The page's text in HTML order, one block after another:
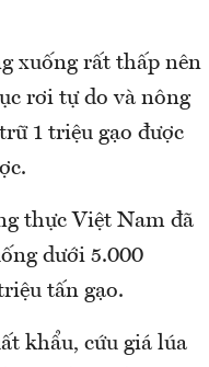
xuống rất thấp nên
rơi tự do và nông
1 triệu gạo được
thực Việt Nam đã
dưới 5.000
tấn gạo.
khẩu, cứu giá lúa